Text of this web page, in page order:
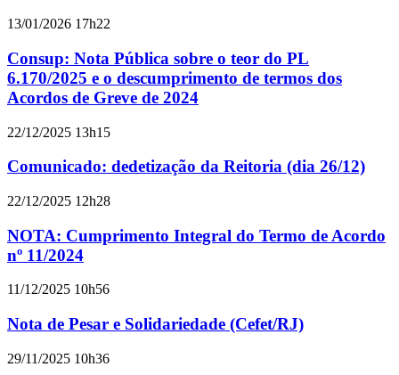
13/01/2026 17h22
Consup: Nota Pública sobre o teor do PL
6.170/2025 e o descumprimento de termos dos
Acordos de Greve de 2024
22/12/2025 13h15
Comunicado: dedetização da Reitoria (dia 26/12)
22/12/2025 12h28
NOTA: Cumprimento Integral do Termo de Acordo
nº 11/2024
11/12/2025 10h56
Nota de Pesar e Solidariedade (Cefet/RJ)
29/11/2025 10h36